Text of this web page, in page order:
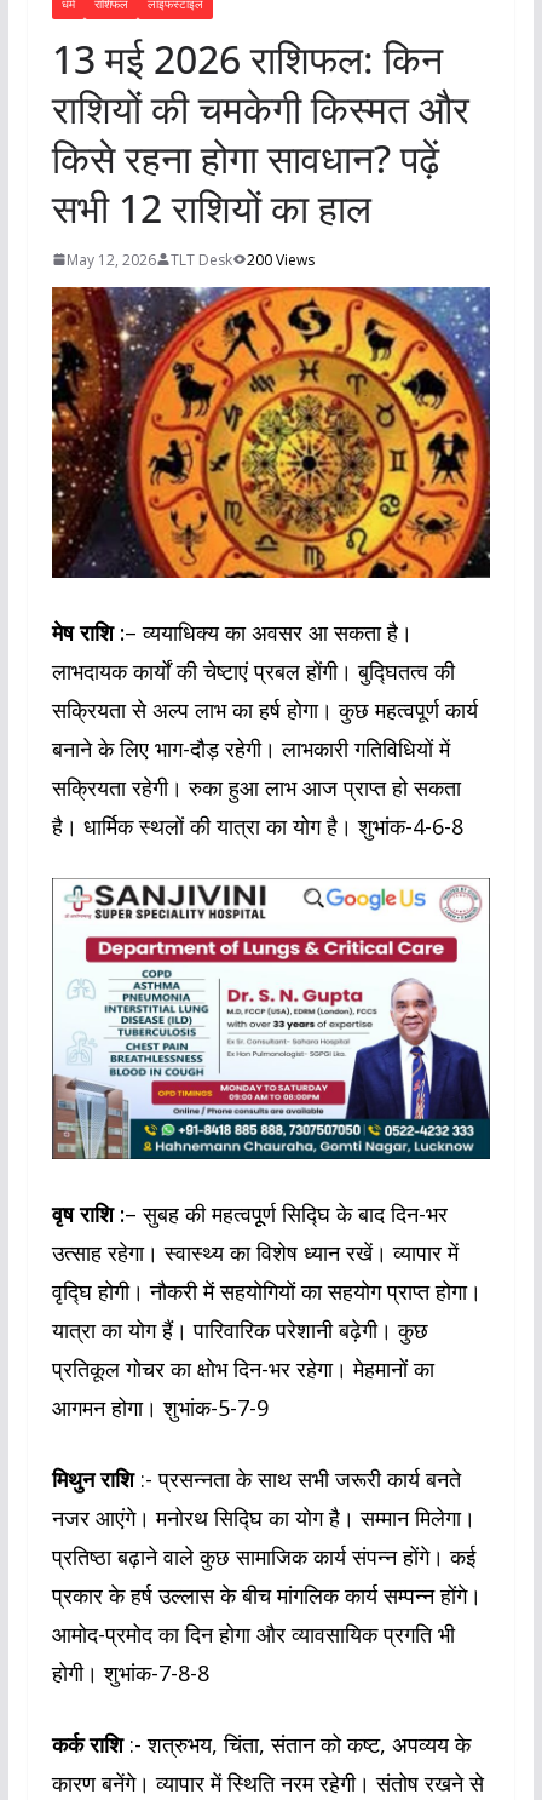
13 मई 2026 राशिफल: किन
राशियों की चमकेगी किस्मत और
किसे रहना होगा सावधान? पढ़ें
सभी 12 राशियों का हाल
May 12, 2026 TLT Desk 200 Views
मेष राशि :– व्ययाधिक्य का अवसर आ सकता है।
लाभदायक कार्यों की चेष्टाएं प्रबल होंगी। बुद्घितत्व की
सक्रियता से अल्प लाभ का हर्ष होगा। कुछ महत्वपूर्ण कार्य
बनाने के लिए भाग-दौड़ रहेगी। लाभकारी गतिविधियों में
सक्रियता रहेगी। रुका हुआ लाभ आज प्राप्त हो सकता
है। धार्मिक स्थलों की यात्रा का योग है। शुभांक-4-6-8
वृष राशि :– सुबह की महत्वपूूर्ण सिद्घि के बाद दिन-भर
उत्साह रहेगा। स्वास्थ्य का विशेष ध्यान रखें। व्यापार में
वृद्घि होगी। नौकरी में सहयोगियों का सहयोग प्राप्त होगा।
यात्रा का योग हैं। पारिवारिक परेशानी बढ़ेगी। कुछ
प्रतिकूल गोचर का क्षोभ दिन-भर रहेगा। मेहमानों का
आगमन होगा। शुभांक-5-7-9
मिथुन राशि:- प्रसन्नता के साथ सभी जरूरी कार्य बनते
नजर आएंगे। मनोरथ सिद्घि का योग है। सम्मान मिलेगा।
प्रतिष्ठा बढ़ाने वाले कुछ सामाजिक कार्य संपन्न होंगे। कई
प्रकार के हर्ष उल्लास के बीच मांगलिक कार्य सम्पन्न होंगे।
आमोद-प्रमोद का दिन होगा और व्यावसायिक प्रगति भी
होगी। शुभांक-7-8-8
कर्क राशि:- शत्रुभय, चिंता, संतान को कष्ट, अपव्यय के
कारण बनेंगे। व्यापार में स्थिति नरम रहेगी। संतोष रखने से